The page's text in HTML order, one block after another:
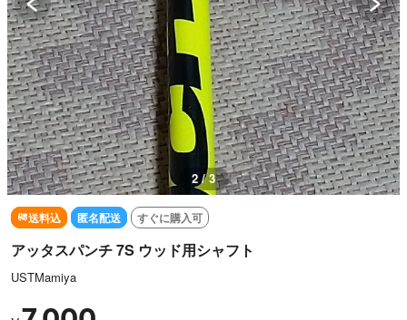
2 / 3
送料込 匿名配送 すぐに購入可
アッタスパンチ 7S ウッド用シャフト
USTMamiya